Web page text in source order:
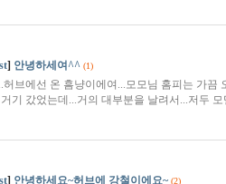
] 안녕하세여^^ (1)
허브에선 온 흠냥이에여...모모님 홈피는 가
기 갔었는데...거의 대부분을 날려서...저두
] 안녕하세요~허브에 강철이에요~ (2)